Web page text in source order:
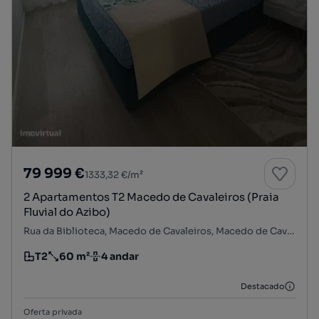
79 999 €1333,32 €/m²
2 Apartamentos T2 Macedo de Cavaleiros (Praia
Fluvial do Azibo)
Rua da Biblioteca, Macedo de Cavaleiros, Macedo de Cavaleiros, Bragança
Tipologia
T2
Preço por metro quadrado
60 m²
Andar 4 andar
Destacado
Oferta privada